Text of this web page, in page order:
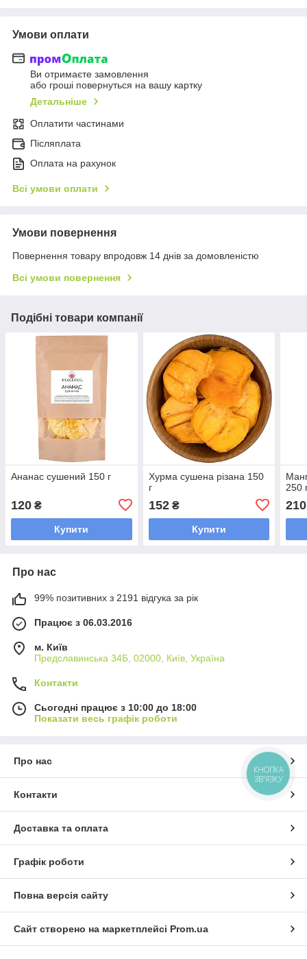
Умови оплати
Ви отримаєте замовлення
або гроші повернуться на вашу картку
Детальніше
Оплатити частинами
Післяплата
Оплата на рахунок
Всі умови оплати
Умови повернення
Повернення товару впродовж 14 днів за домовленістю
Всі умови повернення
Подібні товари компанії
Ананас сушений 150 г
120 ₴
Купити
Хурма сушена різана 150
г
152₴
Купити
250
210
Про нас
99% позитивних з 2191 відгука за рік
Працює з 06.03.2016
м. Київ
Предславинська 34Б, 02000, Київ, Україна
Контакти
Сьогодні працює з 10:00 до 18:00
Показати весь графік роботи
Про нас
Контакти
Доставка та оплата
Графік роботи
Повна версія сайту
Сайт створено на маркетплейсі Prom.ua
КНОПКА
ЗВ'ЯЗКУ